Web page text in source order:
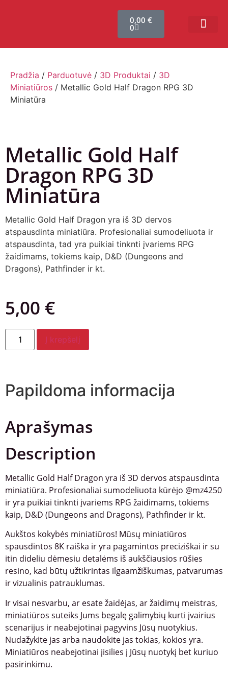
0,00€
0
Pradžia / Parduotuvė / 3D Produktai / 3D
Miniatiūros / Metallic Gold Half Dragon RPG 3D
Miniatūra
Metallic Gold Half
Dragon RPG 3D
Miniatūra
Metallic Gold Half Dragon yra iš 3D dervos
atspausdinta miniatiūra. Profesionaliai sumodeliuota ir
atspausdinta, tad yra puikiai tinknti įvariems RPG
žaidimams, tokiems kaip, D&D (Dungeons and
Dragons), Pathfinder ir kt.
5,00 €
Į krepšelį
Papildoma informacija
Aprašymas
Description
Metallic Gold Half Dragon yra iš 3D dervos atspausdinta
miniatiūra. Profesionaliai sumodeliuota kūrėjo @mz4250
ir yra puikiai tinknti įvariems RPG žaidimams, tokiems
kaip, D&D (Dungeons and Dragons), Pathfinder ir kt.
Aukštos kokybės miniatiūros! Mūsų miniatiūros
spausdintos 8K raiška ir yra pagamintos preciziškai ir su
itin dideliu dėmesiu detalėms iš aukščiausios rūšies
resino, kad būtų užtikrintas ilgaamžiškumas, patvarumas
ir vizualinis patrauklumas.
Ir visai nesvarbu, ar esate žaidėjas, ar žaidimų meistras,
miniatiūros suteiks Jums begalę galimybių kurti įvairius
scenarijus ir neabejotinai pagyvins Jūsų nuotykius.
Nudažykite jas arba naudokite jas tokias, kokios yra.
Miniatiūros neabejotinai įisilies į Jūsų nuotykį bet kuriuo
pasirinkimu.